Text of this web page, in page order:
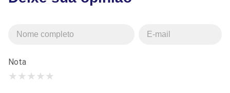
Nota
★
★
★
★
★